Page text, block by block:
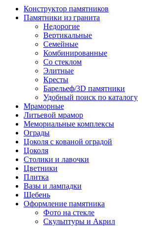
Конструктор памятников
Памятники из гранита
Недорогие
Вертикальные
Семейные
Комбинированные
Со стеклом
Элитные
Кресты
Барельеф/3D памятники
Удобный поиск по каталогу
Мраморные
Литьевой мрамор
Мемориальные комплексы
Ограды
Цоколя с кованой оградой
Цоколя
Столики и лавочки
Цветники
Плитка
Вазы и лампадки
Щебень
Оформление памятника
Фото на стекле
Скульптуры и Акрил